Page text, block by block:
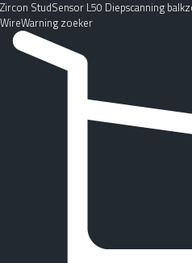
Zircon StudSensor L50 Diepscanning
WireWarning zoeker